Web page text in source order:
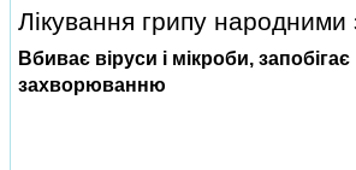
Лікування грипу
Вбиває віруси і мікроби,
захворюванню